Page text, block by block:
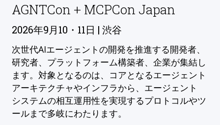
AGNTCon + MCPCon Japan
2026年9月10・11日 | 渋谷
次世代AIエージェントの開発を推進する開発者、
研究者、プラットフォーム構築者、企業が集結し
ます。対象となるのは、コアとなるエージェント
アーキテクチャやインフラから、エージェント
システムの相互運用性を実現するプロトコルやツ
ールまで多岐にわたります。